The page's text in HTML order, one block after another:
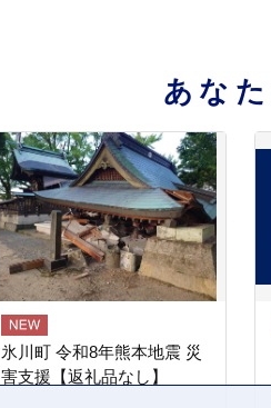
あな
氷川町 令和8年熊本地震 災
害支援【返礼品なし】